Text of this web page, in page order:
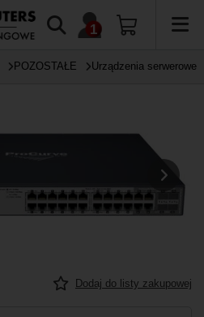
POZOSTAŁE Urządzenia serwerowe
Dodaj do listy zakupowej